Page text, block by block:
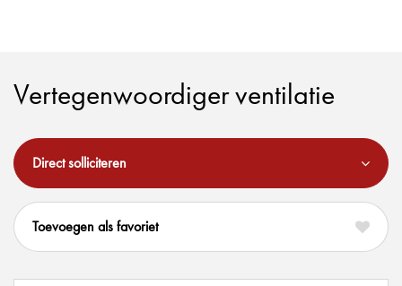
Vertegenwoordiger ventilatie
Direct solliciteren
favoriet